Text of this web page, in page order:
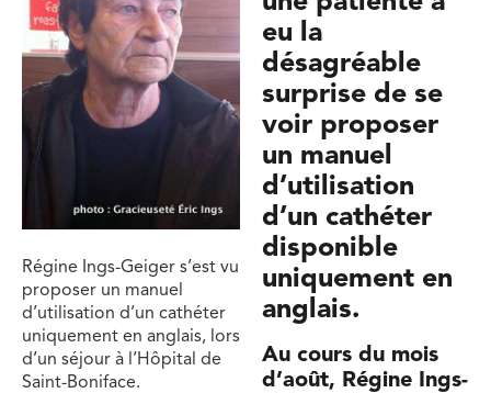
Régine Ings-Geiger s’est vu
proposer un manuel
d’utilisation d’un cathéter
uniquement en anglais, lors
d’un séjour à l’Hôpital de
Saint-Boniface.
eu la
désagréable
surprise de se
voir proposer
un manuel
d’utilisation
d’un cathéter
disponible
uniquement en
anglais.
Au cours du mois
d’août, Régine Ings-